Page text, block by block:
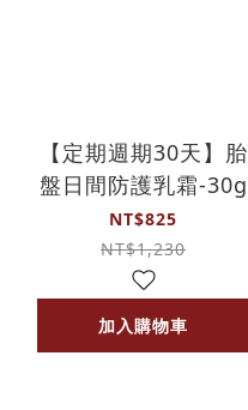
【定期週期30天】胎
盤日間防護乳霜-30g
NT$825
NT$1,230
加入購物車